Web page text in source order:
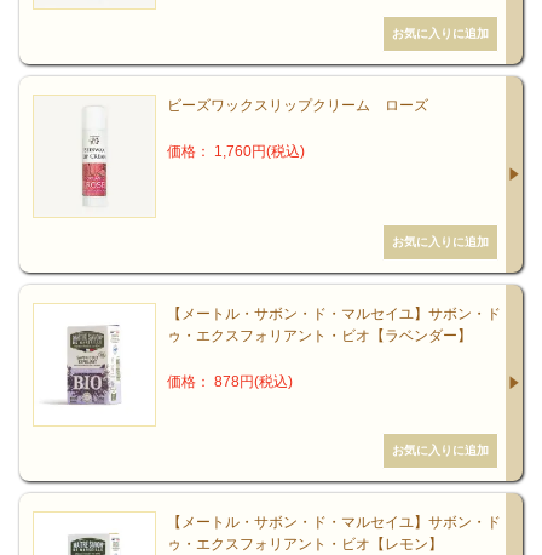
ビーズワックスリップクリーム ローズ
価格： 1,760円(税込)
【メートル・サボン・ド・マルセイユ】サボン・ド
ゥ・エクスフォリアント・ビオ【ラベンダー】
価格： 878円(税込)
【メートル・サボン・ド・マルセイユ】サボン・ド
ゥ・エクスフォリアント・ビオ【レモン】